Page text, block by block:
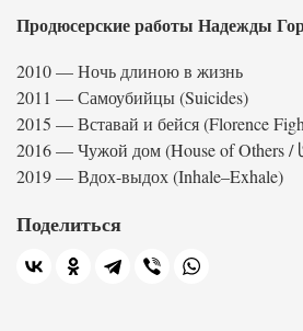
Продюсерские работы Надежды
2010 — Ночь длиною в жизнь
2011 — Самоубийцы (Suicides)
2015 — Вставай и бейся (Florence
2016 — Чужой дом (House of Others /
2019 — Вдох-выдох (Inhale–Exhale)
Поделиться